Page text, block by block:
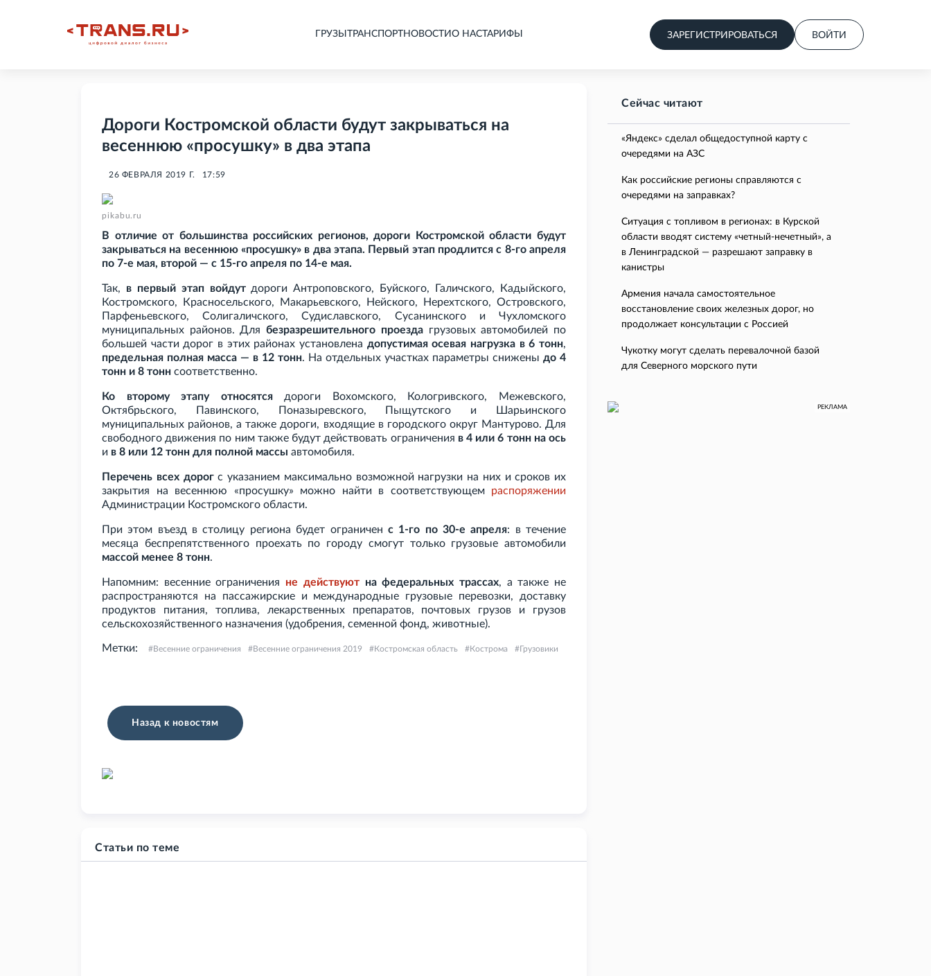
ГРУЗЫ ТРАНСПОРТНОВОСТИ О НАСТАРИФЫ ЗАРЕГИСТРИРОВАТЬСЯ ВОЙТИ
Дороги Костромской области будут закрываться на
весеннюю «просушку» в два этапа
26 ФЕВРАЛЯ 2019 Г. 17:59
pikabu.ru
В отличие от большинства российских регионов, дороги Костромской области будут
закрываться на весеннюю «просушку» в два этапа. Первый этап продлится с 8-го апреля
по 7-е мая, второй — с 15-го апреля по 14-е мая.
Так, в первый этап войдутдороги Антроповского, Буйского, Галичского, Кадыйского,
Костромского, Красносельского, Макарьевского, Нейского, Нерехтского, Островского,
Парфеньевского, Солигаличского, Судиславского, Сусанинского и Чухломского
муниципальных районов. Длябезразрешительного проездагрузовых автомобилей по
большей части дорог в этих районах установлена допустимая осевая нагрузка в 6 тонн,
предельная полная масса — в 12 тонн. На отдельных участках параметры снижены до 4
тонн и 8 тонн соответственно.
Ко второму этапу относятсядороги Вохомского, Кологривского, Межевского,
Октябрьского, Павинского, Поназыревского, Пыщутского и Шарьинского
муниципальных районов, а также дороги, входящие в городского округ Мантурово. Для
свободного движения по ним также будут действовать ограничения в 4 или 6 тонн на ось
и в 8 или 12 тонн для полной массы автомобиля.
Перечень всех дорогс указанием максимально возможной нагрузки на них и сроков их
закрытия на весеннюю «просушку» можно найти в соответствующем распоряжении
Администрации Костромского области.
При этом въезд в столицу региона будет ограничен с 1-го по 30-е апреля: в течение
месяца беспрепятственного проехать по городу смогут только грузовые автомобили
массой менее 8 тонн.
Напомним: весенние ограничения не действуютна федеральных трассах, а также не
распространяются на пассажирские и международные грузовые перевозки, доставку
продуктов питания, топлива, лекарственных препаратов, почтовых грузов и грузов
сельскохозяйственного назначения (удобрения, семенной фонд, животные).
Метки: Весенние ограничения Весенние ограничения 2019 Костромская область Кострома Грузовики
Назад к новостям
Статьи по теме
Сейчас читают
«Яндекс» сделал общедоступной карту с
очередями на АЗС
Как российские регионы справляются с
очередями на заправках?
Ситуация с топливом в регионах: в Курской
области вводят систему «четный-нечетный», а
в Ленинградской — разрешают заправку в
канистры
Армения начала самостоятельное
восстановление своих железных дорог, но
продолжает консультации с Россией
Чукотку могут сделать перевалочной базой
для Северного морского пути
РЕКЛАМА